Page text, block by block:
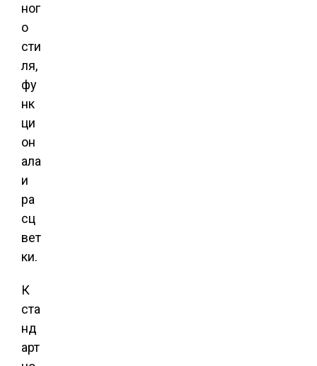
ног
о
сти
ля,
фу
нк
ци
он
ала
и
ра
сц
вет
ки.
К
ста
нд
арт